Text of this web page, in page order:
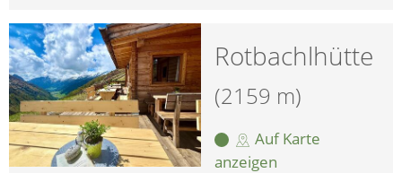
Rotbachlhütte
(2159 m)
Auf Karte
anzeigen